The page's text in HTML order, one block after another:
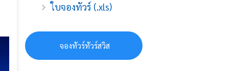
ใบจองทัวร์ (.xls)
ทว รทว รส วส
จองทัวร์ทัวร์สวิส